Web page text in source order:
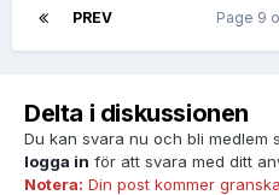
PREV Page 9
Delta i diskussionen
Du kan svara nu och bli medlem
logga in för att svara med ditt
Notera: Din post kommer